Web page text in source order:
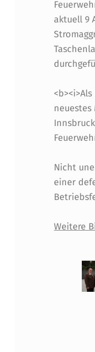
I
Z
A
N
S
T
A
L
T
I
aktuell 9
Nicht
einer
Weitere